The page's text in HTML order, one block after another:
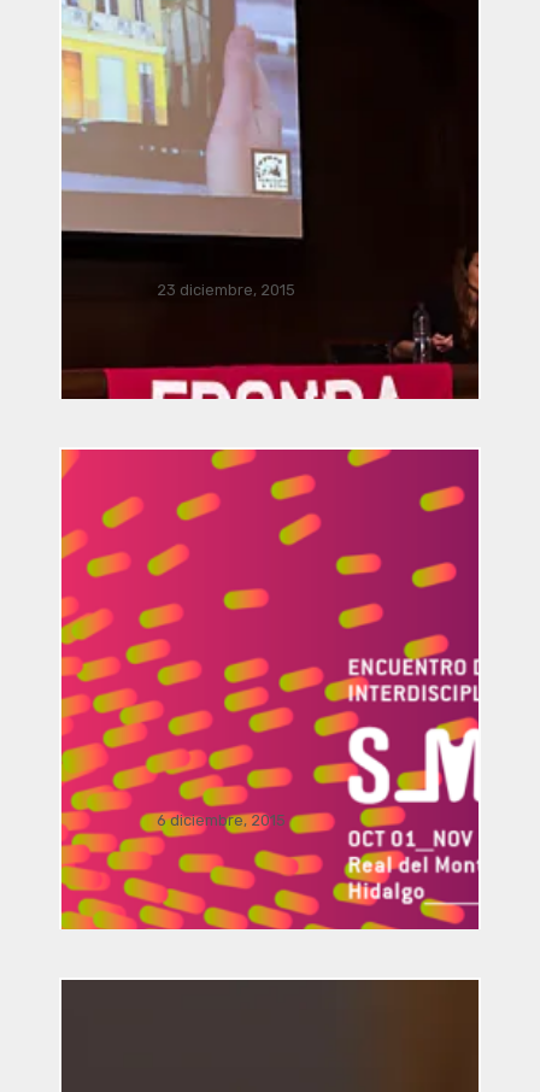
Música Bacterial por José Luis
Romero, Ricardo Climent, Javier
Langholz
Vinculación / presentación
FRONDA Parque Hidalgo 158.. . .
Dialogo Interdisciplinar: El viaje del
arte y la arquitectura a la realidad
aumentada por Manusamo & Bzika
23 diciembre, 2015
6 diciembre, 2015